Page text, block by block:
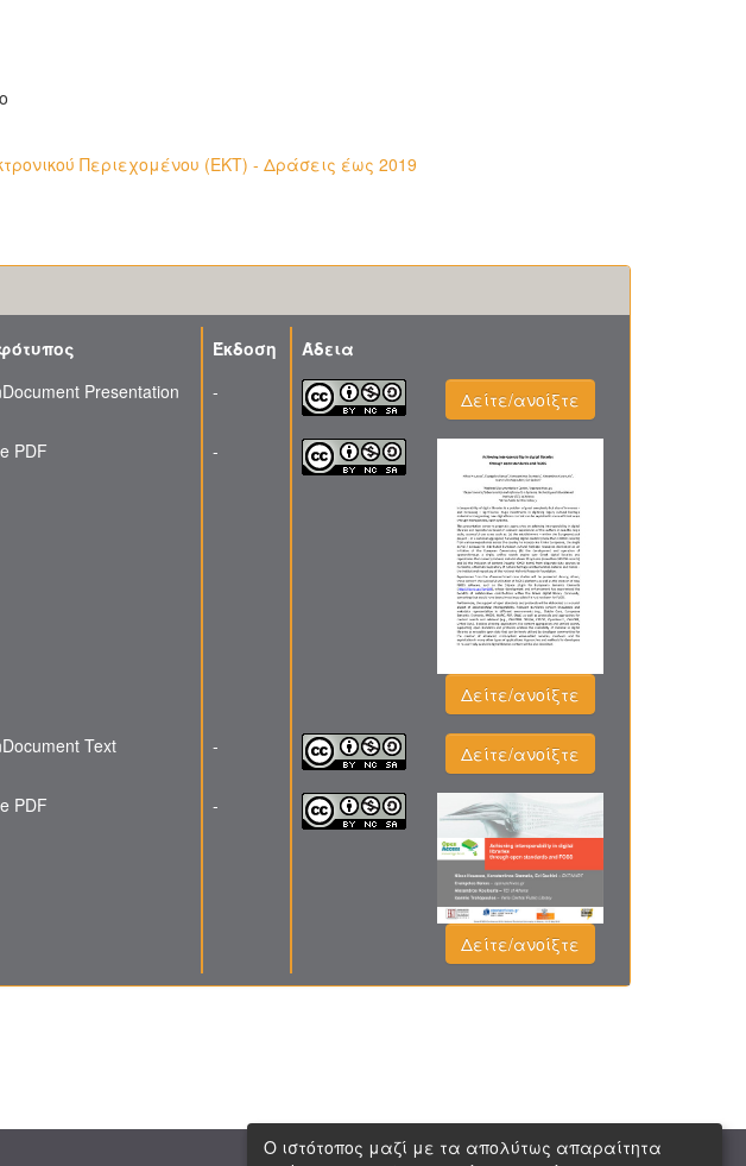
Περιεχομένου (ΕΚΤ) - Δράσεις έως 2019
Έκδοση
Άδεια
Presentation - Δείτε/ανοίξτε
PDF -
Δείτε/ανοίξτε
Text - Δείτε/ανοίξτε
PDF -
Δείτε/ανοίξτε
Ο ιστότοπος μαζί με τα απολύτως απαραίτητα